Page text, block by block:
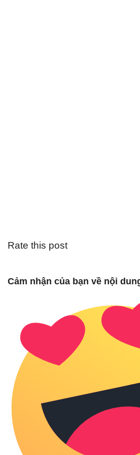
Rate this post
Cảm nhận của bạn về nội